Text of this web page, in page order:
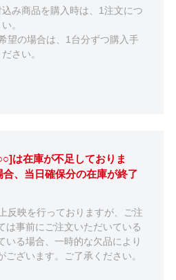
み商品を購入時は、1注文につ
。
望の場合は、1台分ずつ購入手
さい。
は在庫が不足しておりま
、当日確保分の在庫が終了
反映を行っておりますが、ご注
は事前にご注文いただいている
いる場合、一時的な欠品により
ございます。ご了承ください。